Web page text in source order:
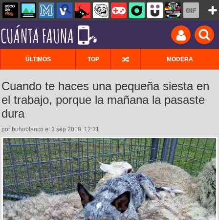
ÚLTIMOS TOP MODERA
Cuando te haces una pequeña siesta en
el trabajo, porque la mañana la pasaste
dura
por buhoblanco el 3 sep 2018, 12:31